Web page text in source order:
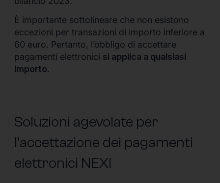
È importante sottolineare che non esistono
eccezioni per transazioni di importo inferiore a
60 euro. Pertanto, l’obbligo di accettare
pagamenti elettronici si applica a qualsiasi
importo.
Soluzioni agevolate per
l’accettazione dei pagamenti
elettronici NEXI